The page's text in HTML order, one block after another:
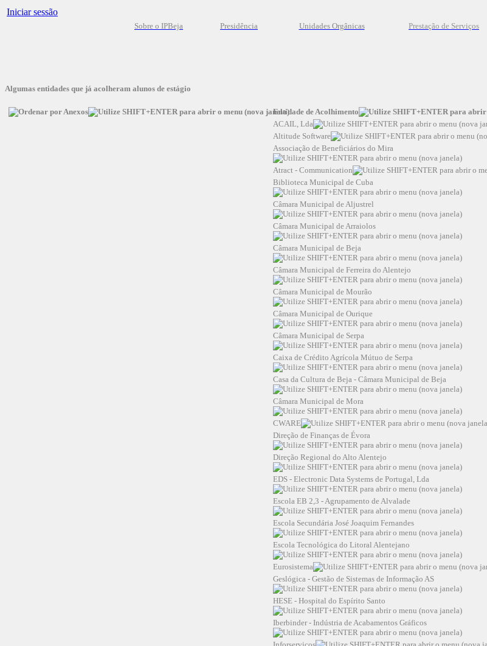
Iniciar sessão
Sobre o IPBeja Presidência Unidades Orgânicas Prestação de Serviços
Algumas entidades que já acolheram alunos de estágio
Entidade de Acolhimento
ACAIL, Lda
Altitude Software
Associação de Beneficiários do Mira
Atract - Communication
Biblioteca Municipal de Cuba
Câmara Municipal de Aljustrel
Câmara Municipal de Arraiolos
Câmara Municipal de Beja
Câmara Municipal de Ferreira do Alentejo
Câmara Municipal de Mourão
Câmara Municipal de Ourique
Câmara Municipal de Serpa
Caixa de Crédito Agrícola Mútuo de Serpa
Casa da Cultura de Beja - Câmara Municipal de Beja
Câmara Municipal de Mora
CWARE
Direção de Finanças de Évora
Direção Regional do Alto Alentejo
EDS - Electronic Data Systems de Portugal, Lda
Escola EB 2,3 - Agrupamento de Alvalade
Escola Secundária José Joaquim Fernandes
Escola Tecnológica do Litoral Alentejano
Eurosistema
Geslógica - Gestão de Sistemas de Informação AS
HESE - Hospital do Espírito Santo
Iberbinder - Indústria de Acabamentos Gráficos